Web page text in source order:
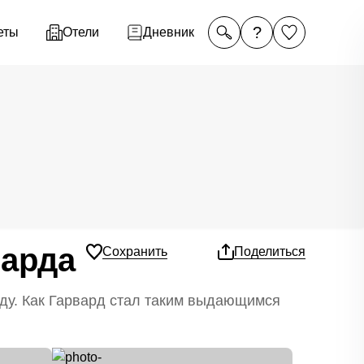
Отели Дневник ?
Сохранить Поделиться
Как Гарвард стал таким выдающимся